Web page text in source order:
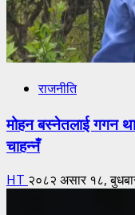
राजनीति
मोहन बस्नेतलाई गगन
चाहन्नँ
HT २०८२ असार १८,